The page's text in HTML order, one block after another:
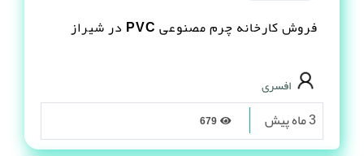
فروش کارخانه چرم مصنوعى PVC در شیراز
افسری
3 ماه پیش